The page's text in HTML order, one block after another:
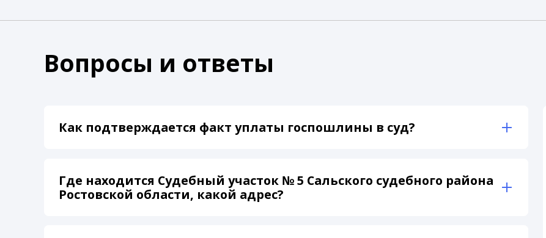
Вопросы и ответы
Как подтверждается факт уплаты госпошлины в суд?
Где находится Судебный участок № 5 Сальского судебного района
Ростовской области, какой адрес?